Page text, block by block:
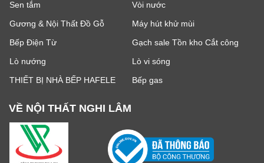
Sen tắm
Vòi nước
Gương & Nội Thất Đồ Gỗ
Máy hút khử mùi
Bếp Điện Từ
Gạch sale Tồn kho Cắt công
Lò nướng
Lò vi sóng
THIẾT BỊ NHÀ BẾP HAFELE
Bếp gas
VỀ NỘI THẤT NGHI LÂM